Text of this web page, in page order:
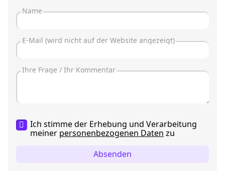
Ich stimme der Erhebung und Verarbeitung
meiner personenbezogenen Daten zu
Absenden